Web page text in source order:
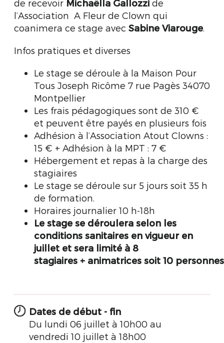
de recevoir Michaëlla Gallozzi de
l’Association A Fleur de Clown qui
coanimera ce stage avec Sabine Viarouge
Infos pratiques et diverses
Le stage se déroule à la Maison Pour
Tous Joseph Ricôme 7 rue Pagès 34070
Montpellier
Les frais pédagogiques sont de 310 €
et peuvent être payés en plusieurs fois
Adhésion à l’Association Atout Clowns :
15 € + Adhésion à la MPT : 7 €
Hébergement et repas à la charge des
stagiaires
Le stage se déroule sur 5 jours soit 35 h
de formation.
Horaires journalier 10 h-18h
Le stage se déroulera selon les
conditions sanitaires en vigueur en
juillet et sera limité à 8
stagiaires + animatrices soit 10
Dates de début - fin
Du lundi 06 juillet à 10h00 au
vendredi 10 juillet à 18h00